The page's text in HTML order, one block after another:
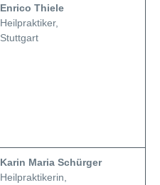
Enrico Thiele
Heilpraktiker,
Stuttgart
Karin Maria Schürger
Heilpraktikerin,